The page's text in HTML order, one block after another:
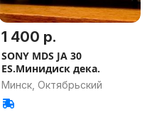
1 400 р.
SONY MDS JA 30
ES.Минидиск дека.
Минск, Октябрьский